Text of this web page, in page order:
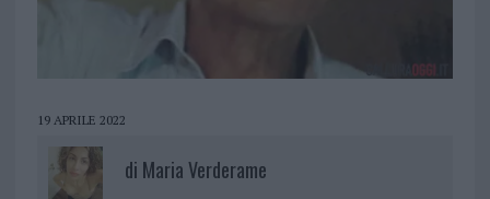
19 APRILE 2022
di Maria Verderame